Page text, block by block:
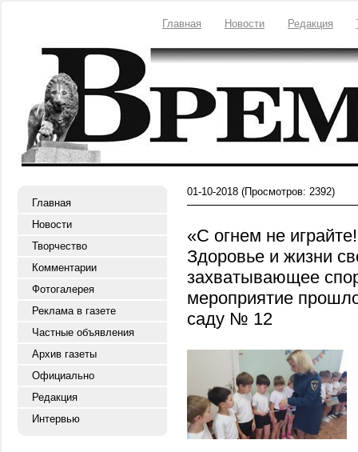
Главная Новости Редакция
Главная
Новости
Творчество
Комментарии
Фотогалерея
Реклама в газете
Частные объявления
Архив газеты
Официально
Редакция
Интервью
01-10-2018 (Просмотров: 2392)
«С огнем не
Здоровье и жизни
захватывающее
мероприятие
саду № 12